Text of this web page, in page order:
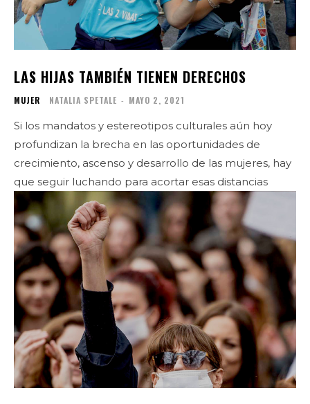
LAS HIJAS TAMBIÉN TIENEN DERECHOS
MUJER NATALIA SPETALE - MAYO 2, 2021
Si los mandatos y estereotipos culturales aún hoy
profundizan la brecha en las oportunidades de
crecimiento, ascenso y desarrollo de las mujeres, hay
que seguir luchando para acortar esas distancias